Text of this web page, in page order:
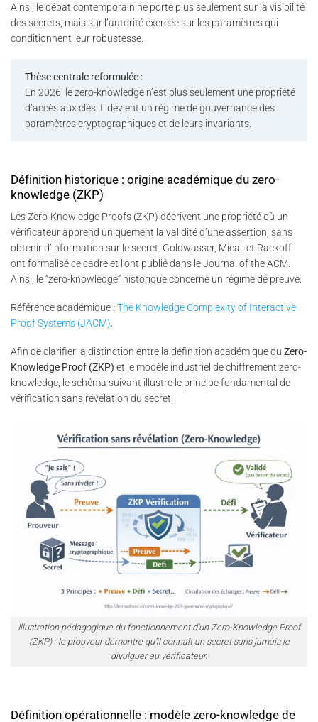
Ainsi, le débat contemporain ne porte plus seulement sur la visibilité
des secrets, mais sur l’autorité exercée sur les paramètres qui
conditionnent leur robustesse.
Thèse centrale reformulée :
En 2026, le zero-knowledge n’est plus seulement une propriété
d’accès aux clés. Il devient un régime de gouvernance des
paramètres cryptographiques et de leurs invariants.
Définition historique : origine académique du zero-
knowledge (ZKP)
Les Zero-Knowledge Proofs (ZKP) décrivent une propriété où un
vérificateur apprend uniquement la validité d’une assertion, sans
obtenir d’information sur le secret. Goldwasser, Micali et Rackoff
ont formalisé ce cadre et l’ont publié dans le Journal of the ACM.
Ainsi, le “zero-knowledge” historique concerne un régime de preuve.
Référence académique : The Knowledge Complexity of Interactive
Proof Systems (JACM)
Afin de clarifier la distinction entre la définition académique du Zero-
Knowledge Proof (ZKP) et le modèle industriel de chiffrement zero-
knowledge, le schéma suivant illustre le principe fondamental de
vérification sans révélation du secret.
Illustration pédagogique du fonctionnement d’un Zero-Knowledge Proof
(ZKP) : le prouveur démontre qu’il connaît un secret sans jamais le
divulguer au vérificateur.
Définition opérationnelle : modèle zero-knowledge de